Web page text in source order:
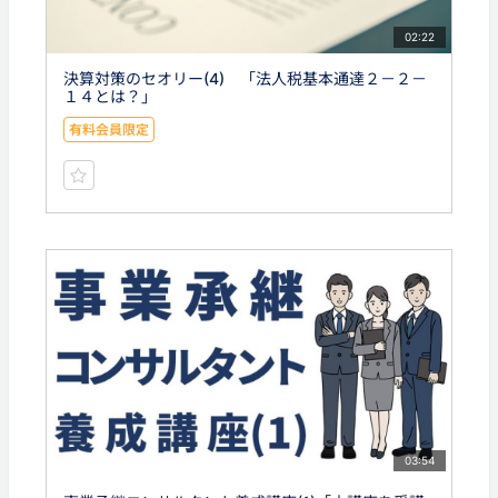
02:22
決算対策のセオリー(4) 「法人税基本通達２－２－
１４とは？」
有料会員限定
03:54